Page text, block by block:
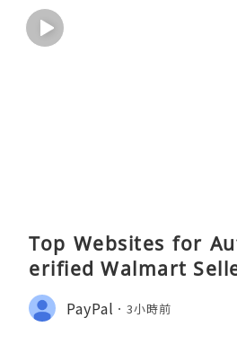
Top Websites for
erified Walmart
PayPal 3小時前